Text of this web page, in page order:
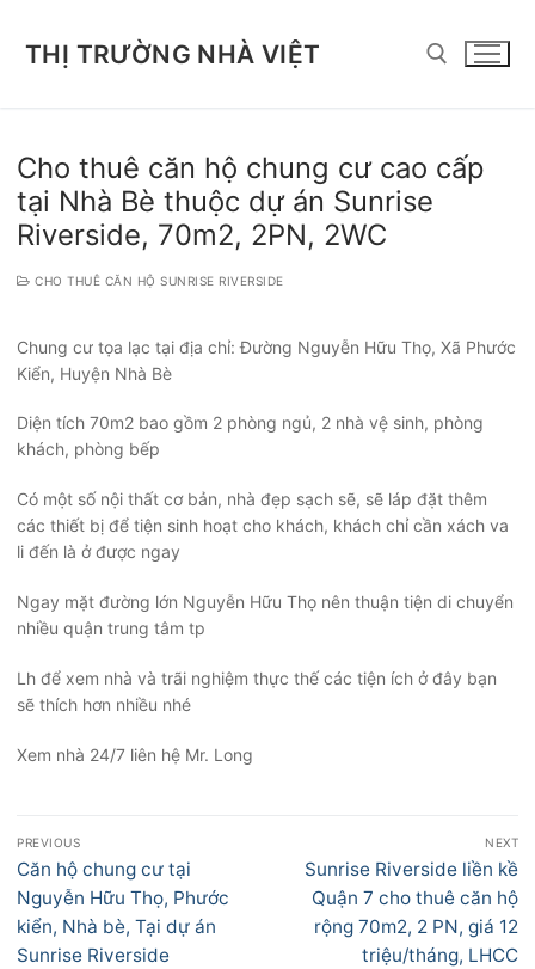
THỊ TRƯỜNG NHÀ VIỆT
Cho thuê căn hộ chung cư cao cấp
tại Nhà Bè thuộc dự án Sunrise
Riverside, 70m2, 2PN, 2WC
CHO THUÊ CĂN HỘ SUNRISE RIVERSIDE
Chung cư tọa lạc tại địa chỉ: Đường Nguyễn Hữu Thọ, Xã Phước
Kiển, Huyện Nhà Bè
Diện tích 70m2 bao gồm 2 phòng ngủ, 2 nhà vệ sinh, phòng
khách, phòng bếp
Có một số nội thất cơ bản, nhà đẹp sạch sẽ, sẽ láp đặt thêm
các thiết bị để tiện sinh hoạt cho khách, khách chỉ cần xách va
li đến là ở được ngay
Ngay mặt đường lớn Nguyễn Hữu Thọ nên thuận tiện di chuyển
nhiều quận trung tâm tp
Lh để xem nhà và trãi nghiệm thực thế các tiện ích ở đây bạn
sẽ thích hơn nhiều nhé
Xem nhà 24/7 liên hệ Mr. Long
Điều
hướng
bài
viết
PREVIOUS
Previous
post:
Căn hộ chung cư tại
Nguyễn Hữu Thọ, Phước
kiển, Nhà bè, Tại dự án
Sunrise Riverside
NEXT
Next
post:
Sunrise Riverside liền kề
Quận 7 cho thuê căn hộ
rộng 70m2, 2 PN, giá 12
triệu/tháng, LHCC